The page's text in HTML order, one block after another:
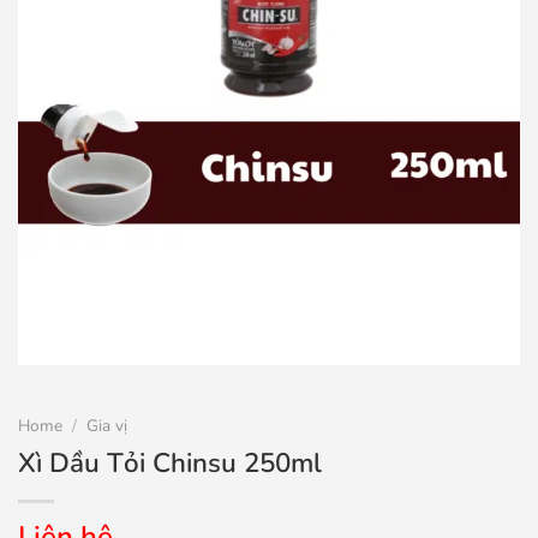
Home / Gia vị
Xì Dầu Tỏi Chinsu 250ml